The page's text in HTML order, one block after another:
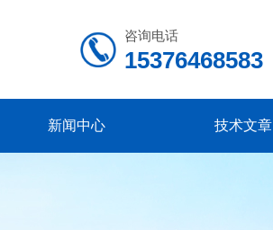
咨询电话
15376468583
新闻中心 技术文章